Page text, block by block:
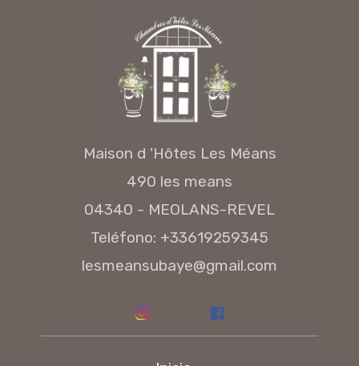
150€
Maison d 'Hôtes Les Méans
490 les means
04340 - MEOLANS-REVEL
Teléfono: +33619259345
lesmeansubaye@gmail.com